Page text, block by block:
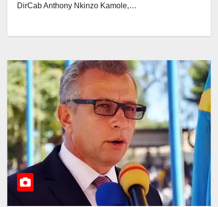
DirCab Anthony Nkinzo Kamole,…